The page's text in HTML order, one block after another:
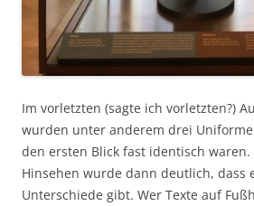
Im vorletzten (sagte ich vorletzten?)
wurden unter anderem drei
den ersten Blick fast identisch
Hinsehen wurde dann deutlich, dass
Unterschiede gibt. Wer Texte auf